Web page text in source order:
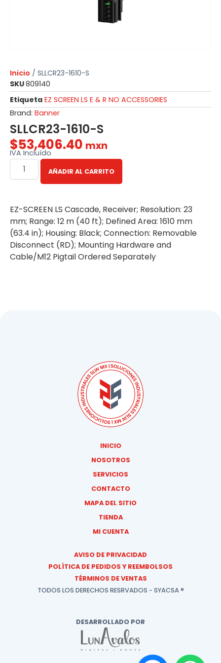
Inicio / SLLCR23-1610-S
SKU809140
Etiqueta EZ SCREEN LS E & R NO ACCESSORIES
Brand: Banner
SLLCR23-1610-S
$53,406.40 mxn
IVA Incluído
AÑADIR AL CARRITO
EZ-SCREEN LS Cascade, Receiver; Resolution: 23
mm; Range: 12 m (40 ft); Defined Area: 1610 mm
(63.4 in); Housing: Black; Connection: Removable
Disconnect (RD); Mounting Hardware and
Cable/M12 Pigtail Ordered Separately
INICIO
NOSOTROS
SERVICIOS
CONTACTO
MAPA DEL SITIO
TIENDA
MI CUENTA
AVISO DE PRIVACIDAD
POLÍTICA DE PEDIDOS Y REEMBOLSOS
TÉRMINOS DE VENTAS
TODOS LOS DERECHOS RESRVADOS - SYACSA ®
DESARROLLADO POR